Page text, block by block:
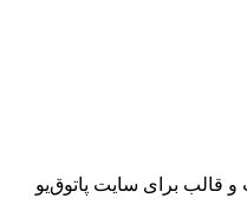
و قالب برای سایت پاتوق‌یو